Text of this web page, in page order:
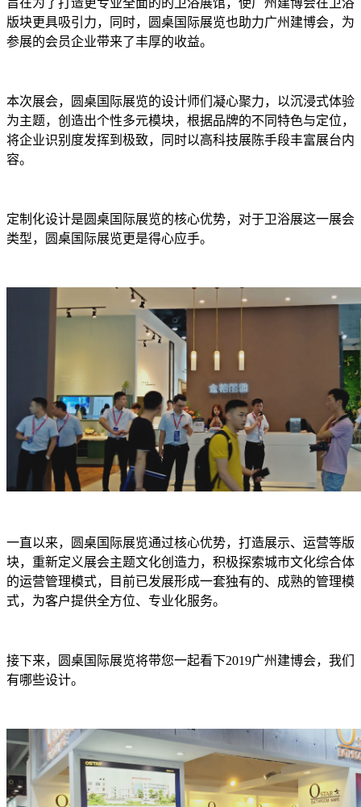
旨在为了打造更专业全面的的卫浴展馆，使广州建博会在卫浴
版块更具吸引力，同时，圆桌国际展览也助力广州建博会，为
参展的会员企业带来了丰厚的收益。
本次展会，圆桌国际展览的设计师们凝心聚力，以沉浸式体验
为主题，创造出个性多元模块，根据品牌的不同特色与定位，
将企业识别度发挥到极致，同时以高科技展陈手段丰富展台内
容。
定制化设计是圆桌国际展览的核心优势，对于卫浴展这一展会
类型，圆桌国际展览更是得心应手。
一直以来，圆桌国际展览通过核心优势，打造展示、运营等版
块，重新定义展会主题文化创造力，积极探索城市文化综合体
的运营管理模式，目前已发展形成一套独有的、成熟的管理模
式，为客户提供全方位、专业化服务。
接下来，圆桌国际展览将带您一起看下2019广州建博会，我们
有哪些设计。